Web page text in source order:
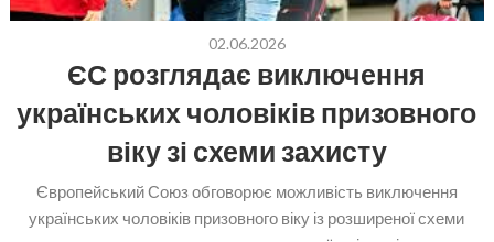
02.06.2026
ЄС розглядає виключення
українських чоловіків призовного
віку зі схеми захисту
Європейський Союз обговорює можливість виключення
українських чоловіків призовного віку із розширеної схеми